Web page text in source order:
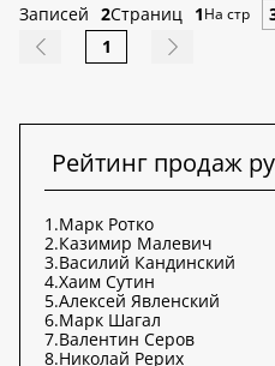
Записей 2Страниц 1На стр
1
Рейтинг продаж
1.Марк Ротко
2.Казимир Малевич
3.Василий Кандинский
4.Хаим Сутин
5.Алексей Явленский
6.Марк Шагал
7.Валентин Серов
8.Николай Рерих